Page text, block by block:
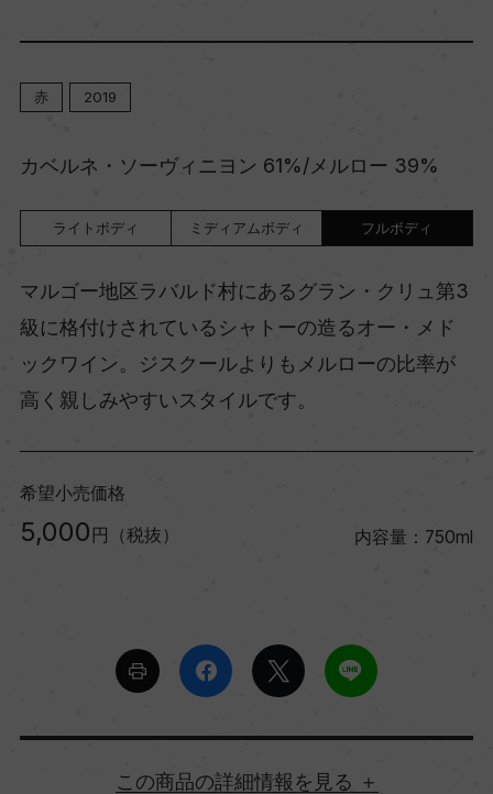
赤 2019
カベルネ・ソーヴィニヨン 61%/メルロー 39%
ライトボディ ミディアムボディ フルボディ
マルゴー地区ラバルド村にあるグラン・クリュ第3
級に格付けされているシャトーの造るオー・メド
ックワイン。ジスクールよりもメルローの比率が
高く親しみやすいスタイルです。
希望小売価格
5,000 円（税抜） 内容量：750ml
詳細情報